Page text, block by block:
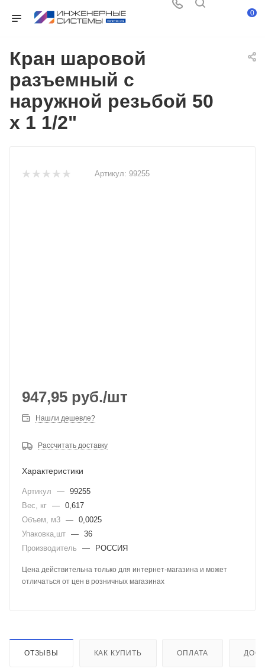
0
Кран шаровой
разъемный с
наружной резьбой 50
x 1 1/2"
Артикул: 99255
947,95 руб./шт
Нашли дешевле?
Рассчитать доставку
Характеристики
Артикул — 99255
Вес, кг — 0,617
Объем, м3 — 0,0025
Упаковка,шт — 36
Производитель
— РОССИЯ
Цена действительна только для интернет-магазина и может
отличаться от цен в розничных магазинах
ОТЗЫВЫ КАК КУПИТЬ ОПЛАТА